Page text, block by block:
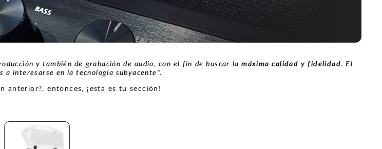
y también de grabación de audio, con el fin de buscar lamáxima calidad y fidelidad. El
a interesarse en la tecnología subyacente".
anterior?, entonces, ¡esta es tu sección!